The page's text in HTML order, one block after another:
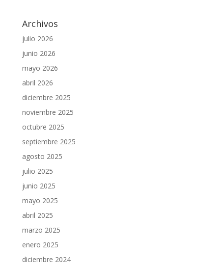
Archivos
julio 2026
junio 2026
mayo 2026
abril 2026
diciembre 2025
noviembre 2025
octubre 2025
septiembre 2025
agosto 2025
julio 2025
junio 2025
mayo 2025
abril 2025
marzo 2025
enero 2025
diciembre 2024